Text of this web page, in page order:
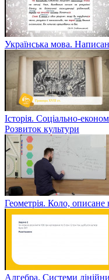
Українська мова.
Історія. Соціально-
Розвиток культури
Геометрія. Коло,
Алгебра. Системи